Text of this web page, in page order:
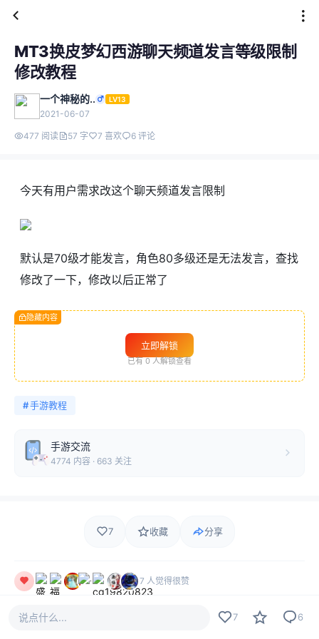
MT3换皮梦幻西游聊天频道发言等级限制
修改教程
一个神秘的.. LV13
2021-06-07
477 阅读 57 字 7 喜欢 6 评论
今天有用户需求改这个聊天频道发言限制
默认是70级才能发言，角色80多级还是无法发言，查找
修改了一下，修改以后正常了
隐藏内容
立即解锁
已有 0 人解锁查看
#手游教程
手游交流
4774 内容 · 663 关注
7 收藏 分享
7 人觉得很赞
477 6 7 528 热度
说点什么... 7 6